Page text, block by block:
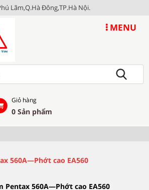
Lãm,Q.Hà Đông,TP.Hà Nội.
MENU
Giỏ hàng
0 Sản phẩm
560A—Phớt cao EA560
Pentax 560A—Phớt cao EA560